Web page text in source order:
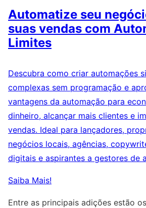
Automatize seu
suas vendas com
Limites
Descubra como criar automações
complexas sem programação e
vantagens da automação para
dinheiro, alcançar mais clientes e
vendas. Ideal para lançadores,
negócios locais, agências,
digitais e aspirantes a gestores de
Saiba Mais!
Entre as principais adições estão os